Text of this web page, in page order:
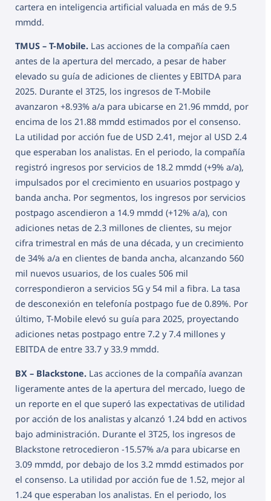
cartera en inteligencia artificial valuada en más de 9.5
mmdd.
TMUS – T-Mobile. Las acciones de la compañía caen
antes de la apertura del mercado, a pesar de haber
elevado su guía de adiciones de clientes y EBITDA para
2025. Durante el 3T25, los ingresos de T-Mobile
avanzaron +8.93% a/a para ubicarse en 21.96 mmdd, por
encima de los 21.88 mmdd estimados por el consenso.
La utilidad por acción fue de USD 2.41, mejor al USD 2.4
que esperaban los analistas. En el periodo, la compañía
registró ingresos por servicios de 18.2 mmdd (+9% a/a),
impulsados por el crecimiento en usuarios postpago y
banda ancha. Por segmentos, los ingresos por servicios
postpago ascendieron a 14.9 mmdd (+12% a/a), con
adiciones netas de 2.3 millones de clientes, su mejor
cifra trimestral en más de una década, y un crecimiento
de 34% a/a en clientes de banda ancha, alcanzando 560
mil nuevos usuarios, de los cuales 506 mil
correspondieron a servicios 5G y 54 mil a fibra. La tasa
de desconexión en telefonía postpago fue de 0.89%. Por
último, T-Mobile elevó su guía para 2025, proyectando
adiciones netas postpago entre 7.2 y 7.4 millones y
EBITDA de entre 33.7 y 33.9 mmdd.
BX – Blackstone. Las acciones de la compañía avanzan
ligeramente antes de la apertura del mercado, luego de
un reporte en el que superó las expectativas de utilidad
por acción de los analistas y alcanzó 1.24 bdd en activos
bajo administración. Durante el 3T25, los ingresos de
Blackstone retrocedieron -15.57% a/a para ubicarse en
3.09 mmdd, por debajo de los 3.2 mmdd estimados por
el consenso. La utilidad por acción fue de 1.52, mejor al
1.24 que esperaban los analistas. En el periodo, los